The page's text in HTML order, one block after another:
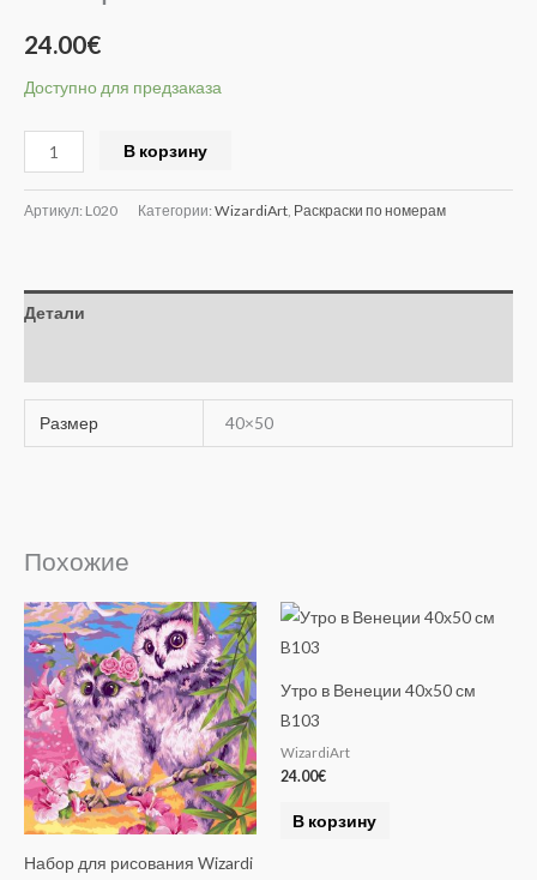
24.00€
Доступно для предзаказа
см
L020
В корзину
Артикул: L020 Категории: WizardiArt Раскраски по номерам
Детали
Размер 40×50
Похожие
Набор для рисования Wizardi
Утро в Венеции 40х50 см
B103
WizardiArt
24.00€
В корзину